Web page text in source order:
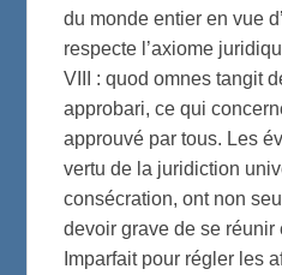
du monde entier en vue
respecte l’axiome
VIII : quod omnes tangit
approbari, ce qui
approuvé par tous. Les
vertu de la juridiction
consécration, ont non
devoir grave de se réunir
Imparfait pour régler les